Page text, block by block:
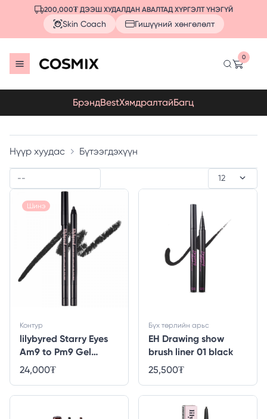
200,000₮ ДЭЭШ ХУДАЛДАН АВАЛТАД ХҮРГЭЛТ ҮНЭГҮЙ
Skin Coach Гишүүний хөнгөлөлт
0
БрэндBestХямдралтайБагц
Нүүр хуудас Бүтээгдэхүүн
Шинэ
lilybyred Starry Eyes
Am9 to Pm9 Gel
Eyeliner 06 #Matt
Black
Контур
24,000₮
EH Drawing show
brush liner 01 black
Бүх төрлийн арьс
25,500₮